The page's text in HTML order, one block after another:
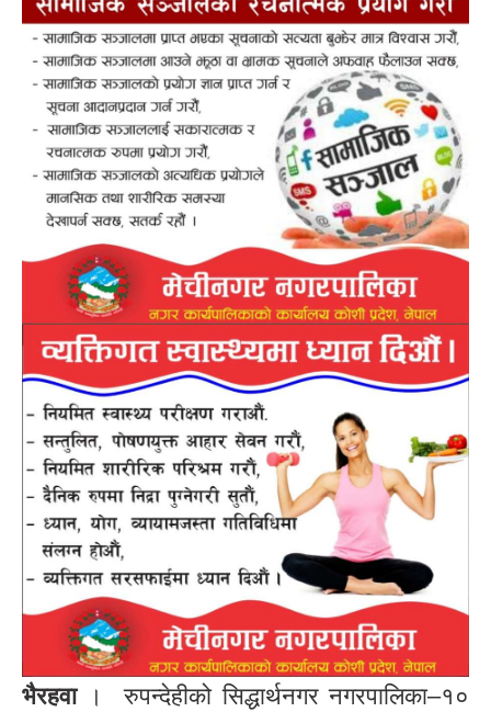
भैरहवा। रुपन्देहीको सिद्धार्थनगर नगरपालिका–१०